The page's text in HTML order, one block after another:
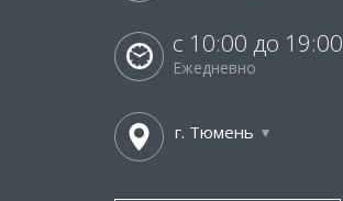
с 10:00 до 19:00
Ежедневно
г. Тюмень